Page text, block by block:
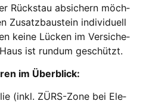
Rück­stau absi­chern möch­
Zusatz­bau­stein indi­vi­du­ell
kei­ne Lücken im Ver­si­che­
ist rund­um geschützt.
im Über­blick:
(inkl. ZÜRS-Zone bei Ele­